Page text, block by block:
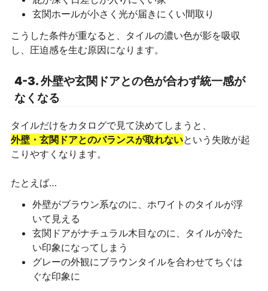
玄関ホールが小さく光が届きにくい間取り
こうした条件が重なると、タイルの濃い色が影を吸収
し、圧迫感を生む原因になります。
4-3. 外壁や玄関ドアとの色が合わず統一感が
なくなる
タイルだけをカタログで見て決めてしまうと、
外壁・玄関ドアとのバランスが取れないという失敗が起
こりやすくなります。
たとえば…
外壁がブラウン系なのに、ホワイトのタイルが浮
いて見える
玄関ドアがナチュラル木目なのに、タイルが冷た
い印象になってしまう
グレーの外観にブラウンタイルを合わせてちぐは
ぐな印象に